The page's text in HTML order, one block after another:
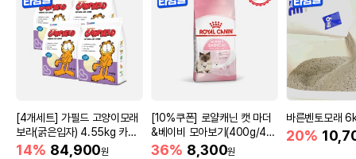
[4개세트] 가필드 고양이모래
보라(굵은입자) 4.55kg 카사
바모래
14% 84,900원
[10%쿠폰] 로얄캐닌 캣 마더
&베이비 모아보기(400g/4/1
0kg)
36% 8,300원
바른벤토모래
20%